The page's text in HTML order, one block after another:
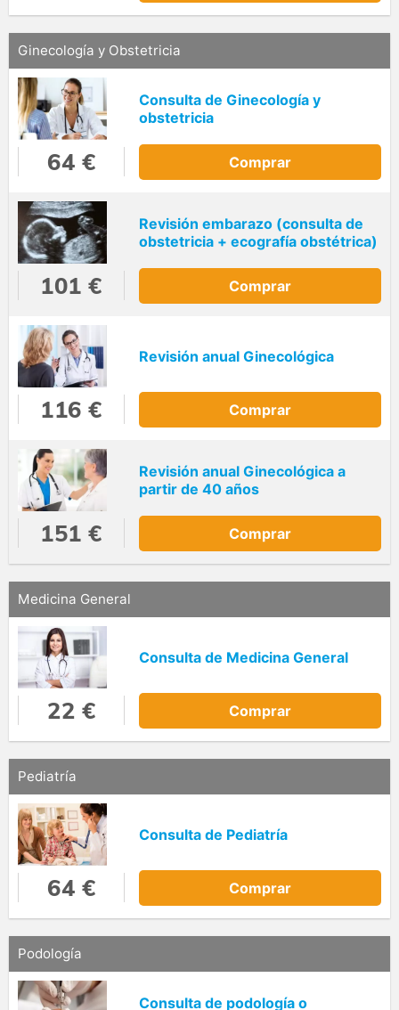
Ginecología y Obstetricia
Consulta de Ginecología y
obstetricia
64 € Comprar
Revisión embarazo (consulta de
obstetricia + ecografía obstétrica)
101 € Comprar
Revisión anual Ginecológica
116 € Comprar
Revisión anual Ginecológica a
partir de 40 años
151 € Comprar
Medicina General
Consulta de Medicina General
22 € Comprar
Pediatría
Consulta de Pediatría
64 € Comprar
Podología
Consulta de podología o